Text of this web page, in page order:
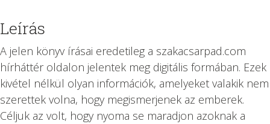
média
eltitkolt
Ön
elől
mennyiség
Leírás
A jelen könyv írásai eredetileg a szakacsarpad.com
hírháttér oldalon jelentek meg digitális formában. Ezek
kivétel nélkül olyan információk, amelyeket valakik nem
szerettek volna, hogy megismerjenek az emberek.
Céljuk az volt, hogy nyoma se maradjon azoknak a